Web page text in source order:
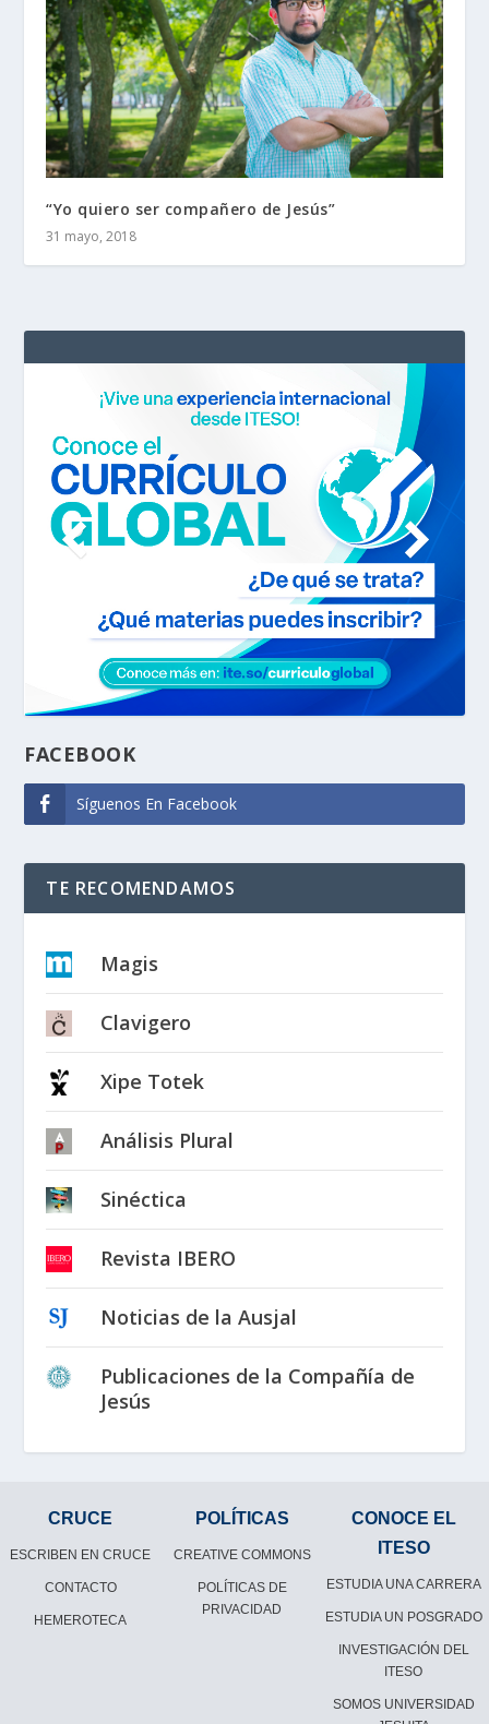
“Yo quiero ser compañero de Jesús”
31 mayo, 2018
FACEBOOK
Síguenos En Facebook
TE RECOMENDAMOS
Magis
Clavigero
Xipe Totek
Análisis Plural
Sinéctica
Revista IBERO
Noticias de la Ausjal
Publicaciones de la Compañía de
Jesús
CRUCE
ESCRIBEN EN CRUCE
CONTACTO
HEMEROTECA
POLÍTICAS
CREATIVE COMMONS
POLÍTICAS DE
PRIVACIDAD
CONOCE EL
ITESO
ESTUDIA UNA CARRERA
ESTUDIA UN POSGRADO
INVESTIGACIÓN DEL
ITESO
SOMOS UNIVERSIDAD